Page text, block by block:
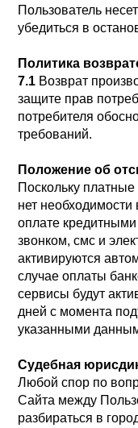
Пользователь
убедиться в
Политика
7.1 Возврат
защите прав
потребителя
требований.
Положение об
Поскольку
нет
оплате
звонком, смс и
активируются
случае оплаты
сервисы будут
дней с момента
указанными
Судебная
Любой спор по
Сайта между
разбираться в